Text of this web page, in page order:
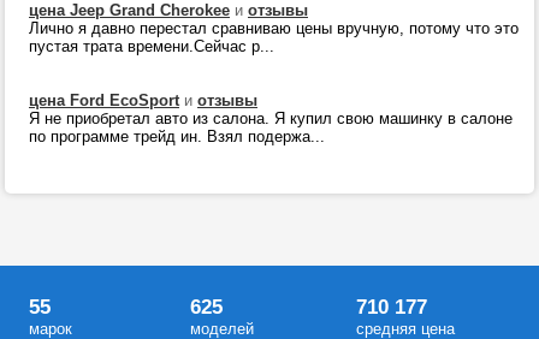
цена Jeep Grand Cherokee и отзывы
Лично я давно перестал сравниваю цены вручную, потому что это
пустая трата времени.Сейчас р...
цена Ford EcoSportи отзывы
Я не приобретал авто из салона. Я купил свою машинку в салоне
по программе трейд ин. Взял подержа...
55
марок
625
моделей
710 177
средняя цена